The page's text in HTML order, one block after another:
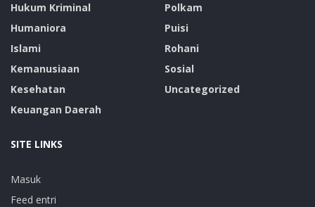
Hukum Kriminal
Humaniora
Islami
Kemanusiaan
Kesehatan
Keuangan Daerah
Polkam
Puisi
Rohani
Sosial
Uncategorized
SITE LINKS
Masuk
Feed entri